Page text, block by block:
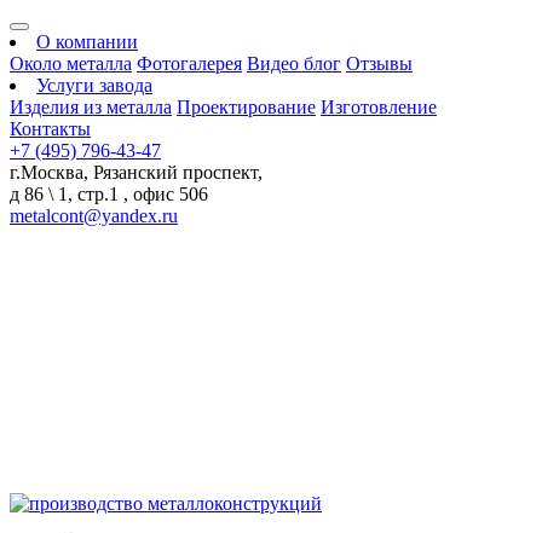
О компании
Около металла Фотогалерея Видео блог Отзывы
Услуги завода
Изделия из металла Проектирование Изготовление
Контакты
+7 (495) 796-43-47
г.Москва, Рязанский проспект,
д 86 \ 1, стр.1 , офис 506
metalcont@yandex.ru